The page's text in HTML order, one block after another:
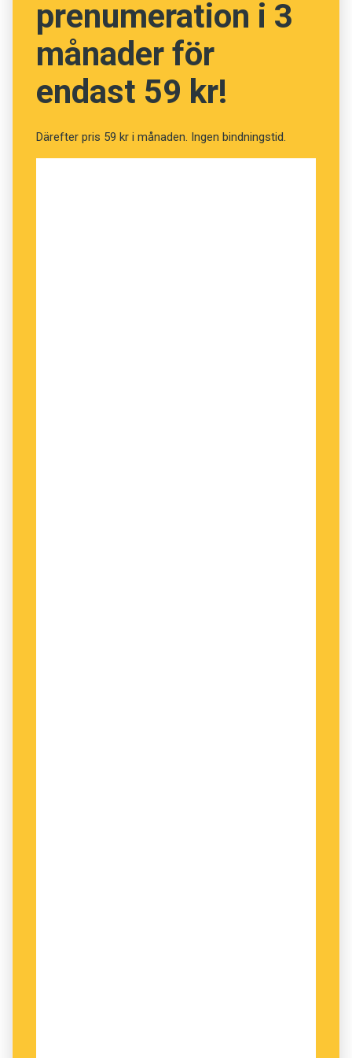
pristagarna
Över dem regnar dessutom andra
hedersbetygelser. Lars-Gunnar Andersson fick
Skansens vänner och Anna Lena Ringarp har
utnämnts till hedersdoktor vid Göteborgs
prenumeration i 3
månader för
endast 59 kr!
Därefter pris 59 kr i månaden. Ingen bindningstid.